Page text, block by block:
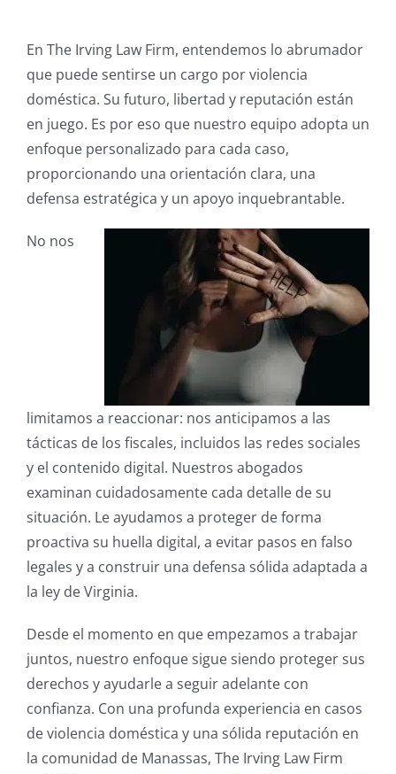
En The Irving Law Firm, entendemos lo abrumador
que puede sentirse un cargo por violencia
doméstica. Su futuro, libertad y reputación están
en juego. Es por eso que nuestro equipo adopta un
enfoque personalizado para cada caso,
proporcionando una orientación clara, una
defensa estratégica y un apoyo inquebrantable.
No nos
limitamos a reaccionar: nos anticipamos a las
tácticas de los fiscales, incluidos las redes sociales
y el contenido digital. Nuestros abogados
examinan cuidadosamente cada detalle de su
situación. Le ayudamos a proteger de forma
proactiva su huella digital, a evitar pasos en falso
legales y a construir una defensa sólida adaptada a
la ley de Virginia.
Desde el momento en que empezamos a trabajar
juntos, nuestro enfoque sigue siendo proteger sus
derechos y ayudarle a seguir adelante con
confianza. Con una profunda experiencia en casos
de violencia doméstica y una sólida reputación en
la comunidad de Manassas, The Irving Law Firm